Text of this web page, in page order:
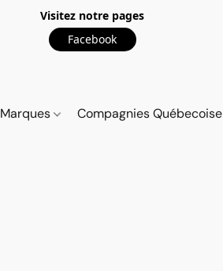
Visitez notre pages
Facebook
Marques Compagnies Québecoise